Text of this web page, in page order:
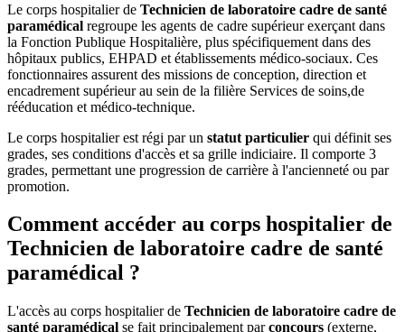
Le corps hospitalier de Technicien de laboratoire cadre de santé
paramédical regroupe les agents de cadre supérieur exerçant dans
la Fonction Publique Hospitalière, plus spécifiquement dans des
hôpitaux publics, EHPAD et établissements médico-sociaux. Ces
fonctionnaires assurent des missions de conception, direction et
encadrement supérieur au sein de la filière Services de soins,de
rééducation et médico-technique.
Le corps hospitalier est régi par un statut particulier qui définit ses
grades, ses conditions d'accès et sa grille indiciaire. Il comporte 3
grades, permettant une progression de carrière à l'ancienneté ou par
promotion.
Comment accéder au corps hospitalier de
Technicien de laboratoire cadre de santé
paramédical ?
L'accès au corps hospitalier de Technicien de laboratoire cadre de
santé paramédical se fait principalement parconcours (externe,